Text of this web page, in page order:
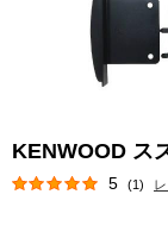
KENWOOD ス
5 (1)